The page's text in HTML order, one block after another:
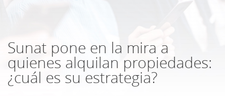
Sunat pone en la mira a
quienes alquilan propiedades:
¿cuál es su estrategia?